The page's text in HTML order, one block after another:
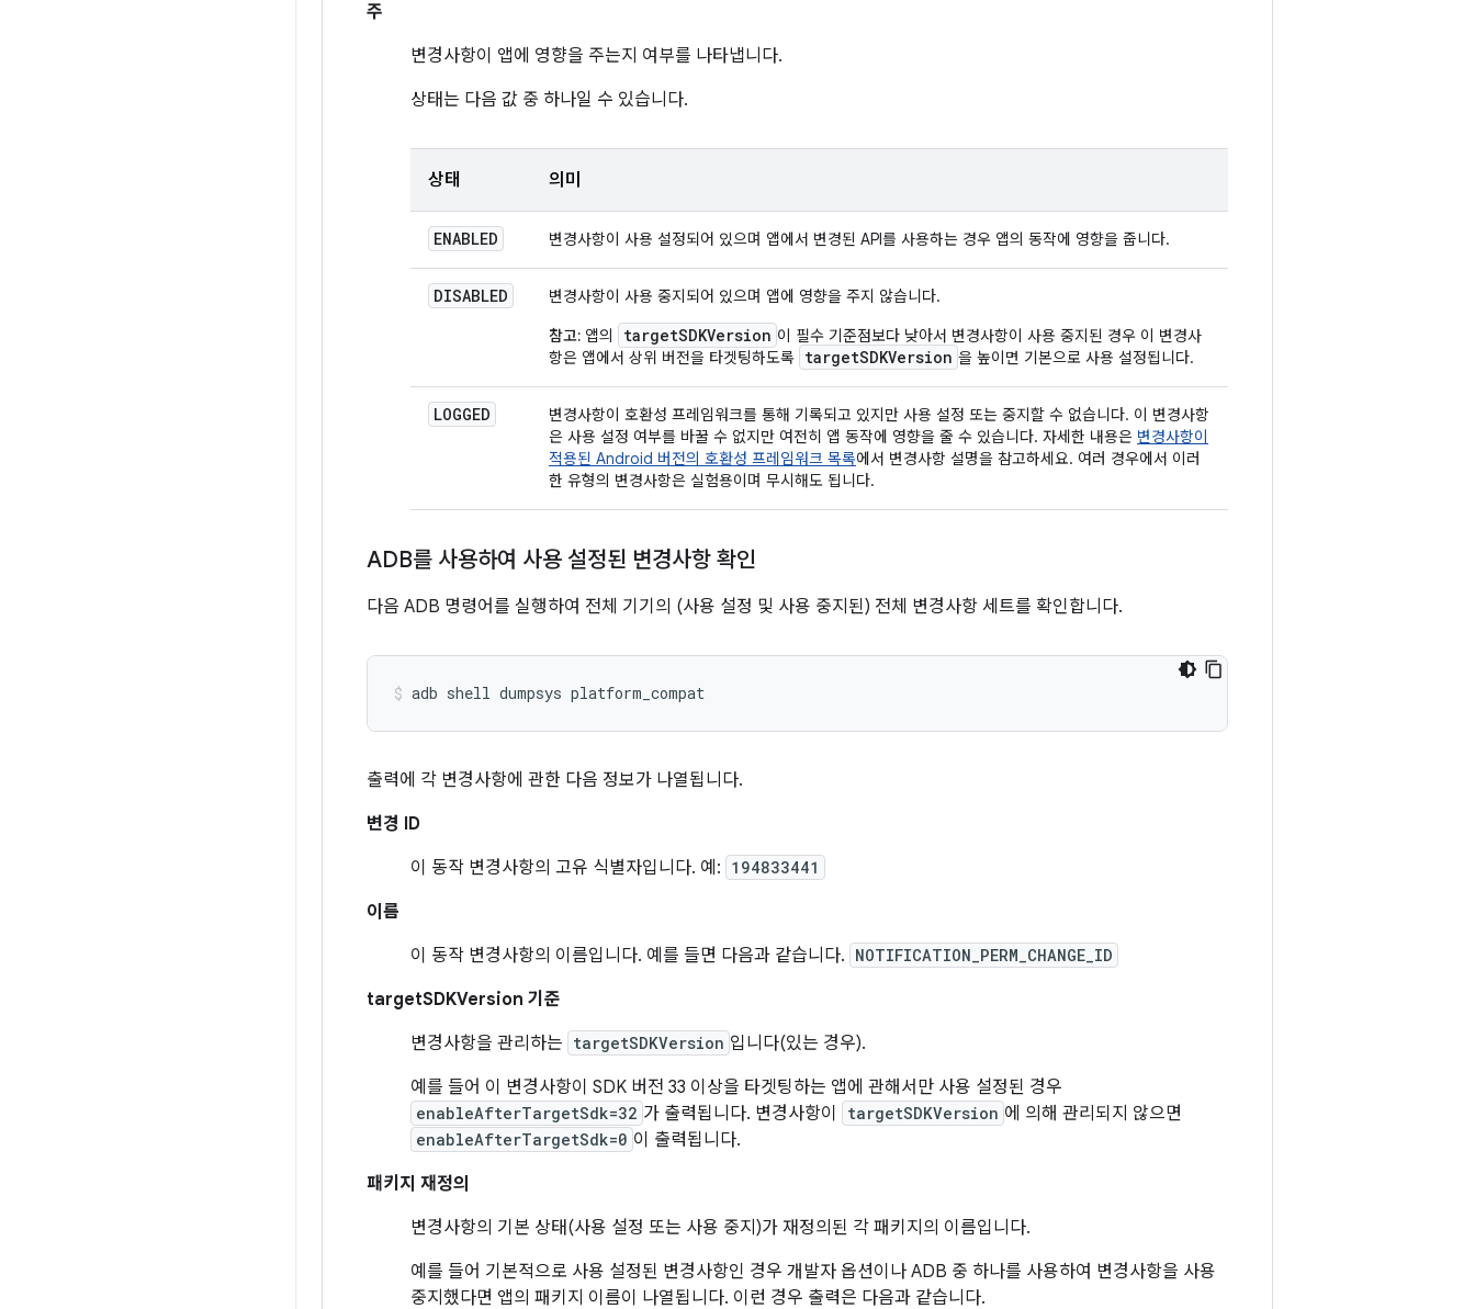
주
변경사항이 앱에 영향을 주는지 여부를 나타냅니다.
상태는 다음 값 중 하나일 수 있습니다.
상태 의미
ENABLED 변경사항이 사용 설정되어 있으며 앱에서 변경된 API를 사용하는 경우 앱의 동작에 영향을 줍니다.
DISABLED
변경사항이 사용 중지되어 있으며 앱에 영향을 주지 않습니다.
참고: 앱의 targetSDKVersion 이 필수 기준점보다 낮아서 변경사항이 사용 중지된 경우 이 변경사
항은 앱에서 상위 버전을 타겟팅하도록 targetSDKVersion 을 높이면 기본으로 사용 설정됩니다.
LOGGED
변경사항이 호환성 프레임워크를 통해 기록되고 있지만 사용 설정 또는 중지할 수 없습니다. 이 변경사항
은 사용 설정 여부를 바꿀 수 없지만 여전히 앱 동작에 영향을 줄 수 있습니다. 자세한 내용은 변경사항이
적용된 Android 버전의 호환성 프레임워크 목록에서 변경사항 설명을 참고하세요. 여러 경우에서 이러
한 유형의 변경사항은 실험용이며 무시해도 됩니다.
ADB를 사용하여 사용 설정된 변경사항 확인
다음 ADB 명령어를 실행하여 전체 기기의 (사용 설정 및 사용 중지된) 전체 변경사항 세트를 확인합니다.
출력에 각 변경사항에 관한 다음 정보가 나열됩니다.
변경 ID
이 동작 변경사항의 고유 식별자입니다. 예: 194833441
이름
이 동작 변경사항의 이름입니다. 예를 들면 다음과 같습니다. NOTIFICATION_PERM_CHANGE_ID
targetSDKVersion 기준
변경사항을 관리하는 targetSDKVersion 입니다(있는 경우).
예를 들어 이 변경사항이 SDK 버전 33 이상을 타겟팅하는 앱에 관해서만 사용 설정된 경우
enableAfterTargetSdk=32 가 출력됩니다. 변경사항이 targetSDKVersion 에 의해 관리되지 않으면
enableAfterTargetSdk=0 이 출력됩니다.
패키지 재정의
변경사항의 기본 상태(사용 설정 또는 사용 중지)가 재정의된 각 패키지의 이름입니다.
예를 들어 기본적으로 사용 설정된 변경사항인 경우 개발자 옵션이나 ADB 중 하나를 사용하여 변경사항을 사용
중지했다면 앱의 패키지 이름이 나열됩니다. 이런 경우 출력은 다음과 같습니다.